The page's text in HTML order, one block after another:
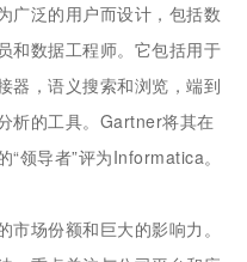
广泛的用户而设计，包括数
和数据工程师。它包括用于
器，语义搜索和浏览，端到
析的工具。Gartner将其在
领导者”评为Informatica。
场份额和巨大的影响力。